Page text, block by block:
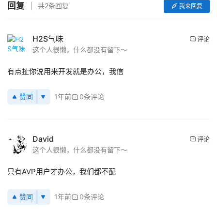
回复 共2条回复 我来回复
H2S气味
这个人很懒，什么都没有留下～
评论
有点扯你说用来开发就是办公，我信
赞同 1年前 0条评论
David
这个人很懒，什么都没有留下～
评论
只有AVP用户才办公，我们都不配
赞同 1年前 0条评论